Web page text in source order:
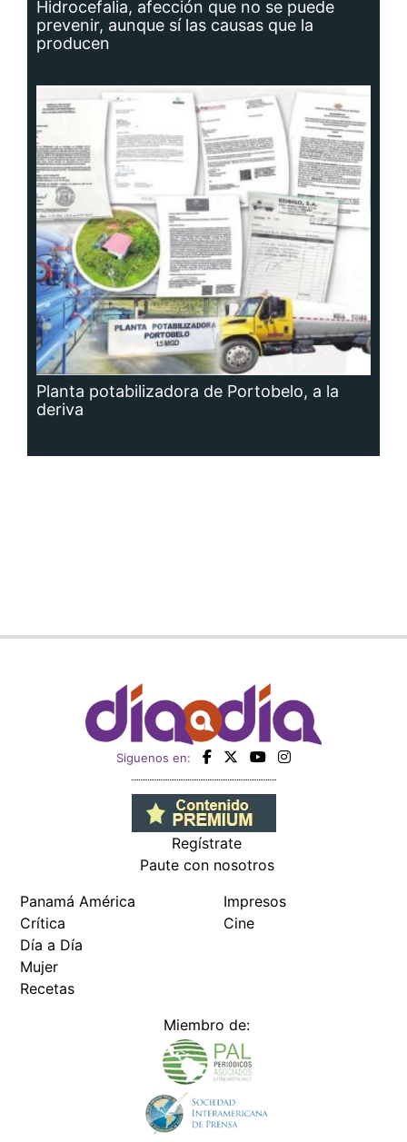
Hidrocefalia, afección que no se puede
prevenir, aunque sí las causas que la
producen
Planta potabilizadora de Portobelo, a la
deriva
Siguenos en:
Regístrate
Paute con nosotros
Panamá América
Crítica
Día a Día
Mujer
Recetas
Impresos
Cine
Miembro de: